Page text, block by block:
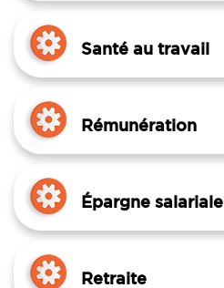
Santé au travail
Rémunération
Épargne salariale
Retraite